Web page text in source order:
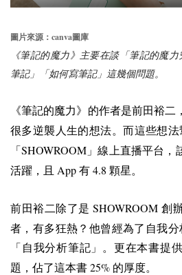
圖片來源： canva圖庫
《筆記的魔力》主要在談「筆記的魔
筆記」「如何寫筆記」這幾個問題。
《筆記的魔力》的作者是前田裕
很多逆襲人生的想法。而這些想法
「SHOWROOM 」線上直播平台，
活躍，且 App 有 4.8 顆星。
前田裕二除了是SHOWROOM 創
者，有多狂熱？他曾經為了自我
「自我分析筆記」。更在本書提
題，佔了這本書 25% 的厚度。